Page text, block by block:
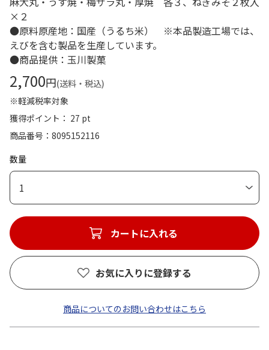
×２
●原料原産地：国産（うるち米） ※本品製造工場では、
えびを含む製品を生産しています。
●商品提供：玉川製菓
2,700円(送料・税込)
※軽減税率対象
獲得ポイント： 27 pt
商品番号
8095152116
数量
1
カートに入れる
お気に入りに登録する
商品についてのお問い合わせはこちら